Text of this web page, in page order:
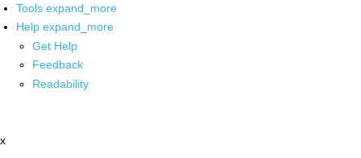
Tools expand_more
Help expand_more
Get Help
Feedback
Readability
x